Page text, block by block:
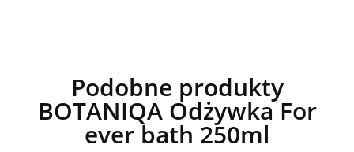
Podobne produkty
BOTANIQA Odżywka For
ever bath 250ml